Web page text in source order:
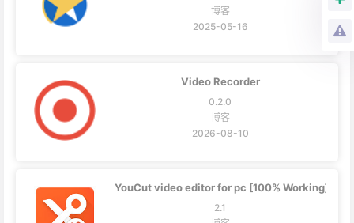
博客
2025-05-16
Video Recorder
0.2.0
博客
2026-08-10
YouCut video editor for pc [100% Working]
2.1